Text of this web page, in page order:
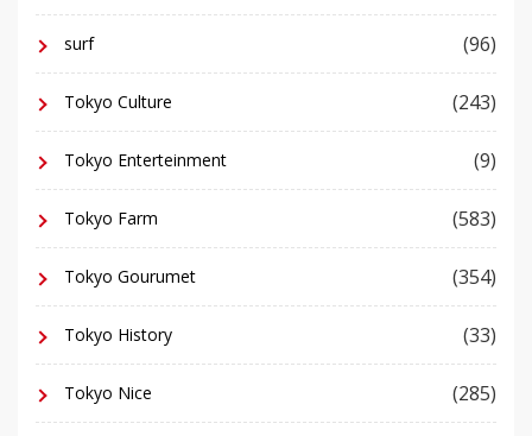
surf (96)
Tokyo Culture (243)
Tokyo Enterteinment (9)
Tokyo Farm (583)
Tokyo Gourumet (354)
Tokyo History (33)
Tokyo Nice (285)